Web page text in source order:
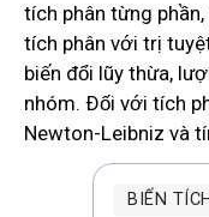
tích phân từng phần,
tích phân với trị
biến đổi lũy thừa,
nhóm. Đối với tích
Newton-Leibniz và
BIẾN